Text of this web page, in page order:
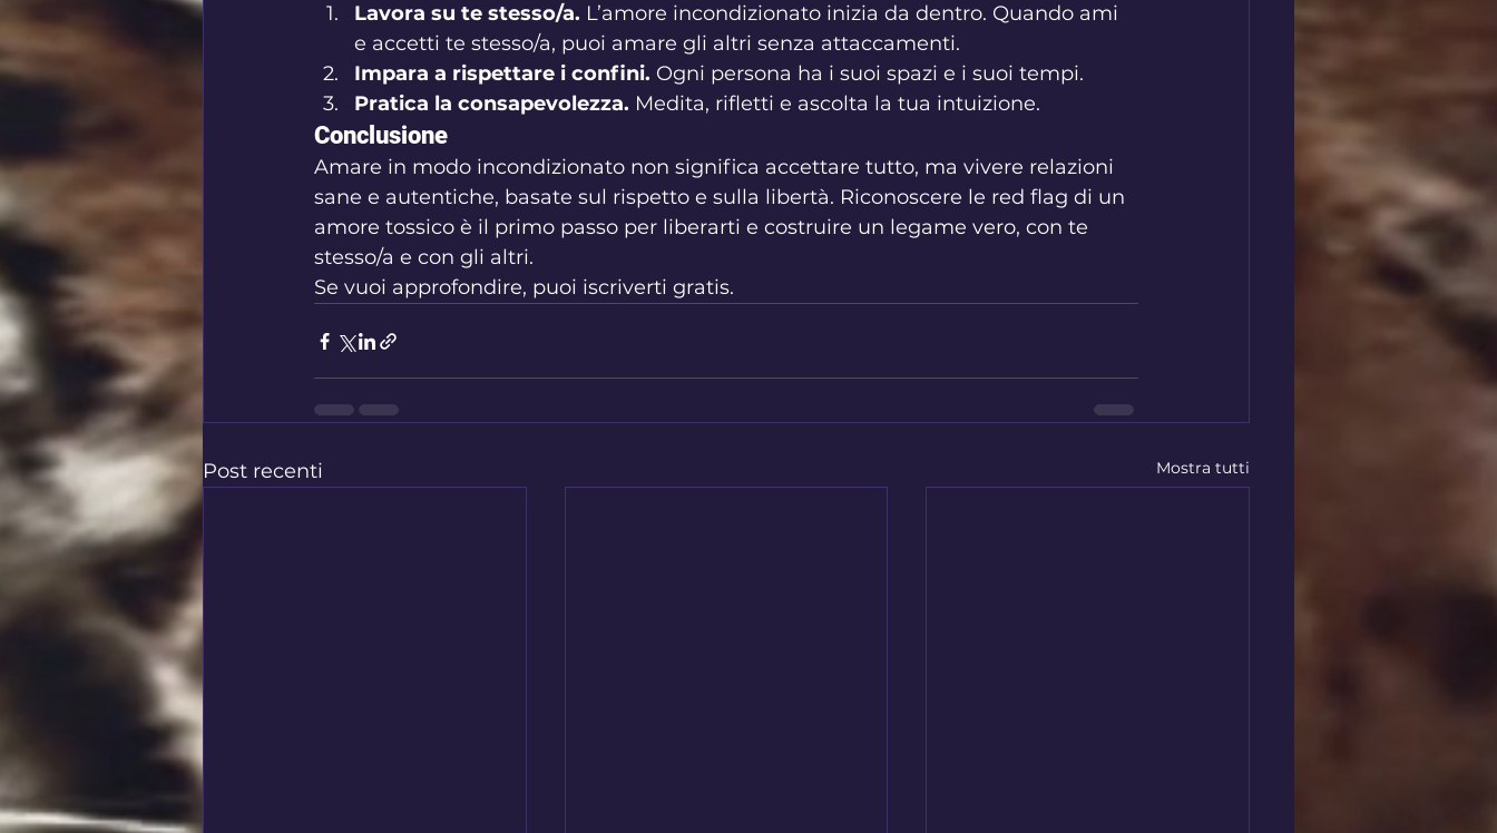
Lavora su te stesso/a. L’amore incondizionato inizia da dentro. Quando ami
e accetti te stesso/a, puoi amare gli altri senza attaccamenti.
Impara a rispettare i confini. Ogni persona ha i suoi spazi e i suoi tempi.
Pratica la consapevolezza. Medita, rifletti e ascolta la tua intuizione.
Conclusione
Amare in modo incondizionato non significa accettare tutto, ma vivere relazioni
sane e autentiche, basate sul rispetto e sulla libertà. Riconoscere le red flag di un
amore tossico è il primo passo per liberarti e costruire un legame vero, con te
stesso/a e con gli altri.
Se vuoi approfondire, puoi iscriverti gratis.
Post recenti Mostra tutti